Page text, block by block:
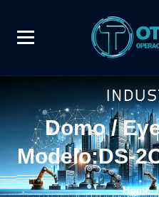
Domo /
Modelo:DS-
Home